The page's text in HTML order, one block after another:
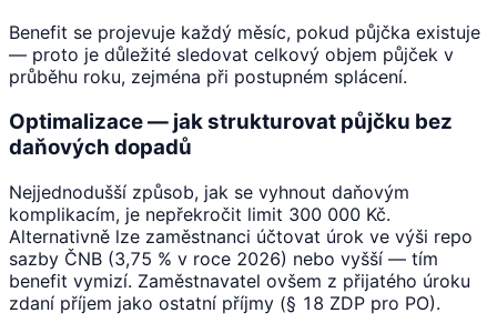
Benefit se projevuje každý měsíc, pokud půjčka existuje
— proto je důležité sledovat celkový objem půjček v
průběhu roku, zejména při postupném splácení.
Optimalizace — jak strukturovat půjčku bez
daňových dopadů
Nejjednodušší způsob, jak se vyhnout daňovým
komplikacím, je nepřekročit limit 300 000 Kč.
Alternativně lze zaměstnanci účtovat úrok ve výši repo
sazby ČNB (3,75 % v roce 2026) nebo vyšší — tím
benefit vymizí. Zaměstnavatel ovšem z přijatého úroku
zdaní příjem jako ostatní příjmy (§ 18 ZDP pro PO).